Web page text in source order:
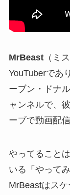
MrBeast（ミ
YouTuberであ
ーブン・ドナ
ャンネルで、
ーブで動画配
やってること
いる「やって
MrBeastはス